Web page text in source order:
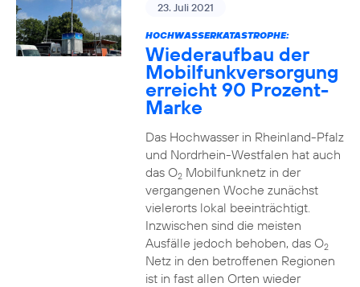
23. Juli 2021
HOCHWASSERKATASTROPHE:
Wiederaufbau der
Mobilfunkversorgung
erreicht 90 Prozent-
Marke
Das Hochwasser in Rheinland-Pfalz
und Nordrhein-Westfalen hat auch
das O2Mobilfunknetz in der
vergangenen Woche zunächst
vielerorts lokal beeinträchtigt.
Inzwischen sind die meisten
Ausfälle jedoch behoben, das O2
Netz in den betroffenen Regionen
ist in fast allen Orten wieder